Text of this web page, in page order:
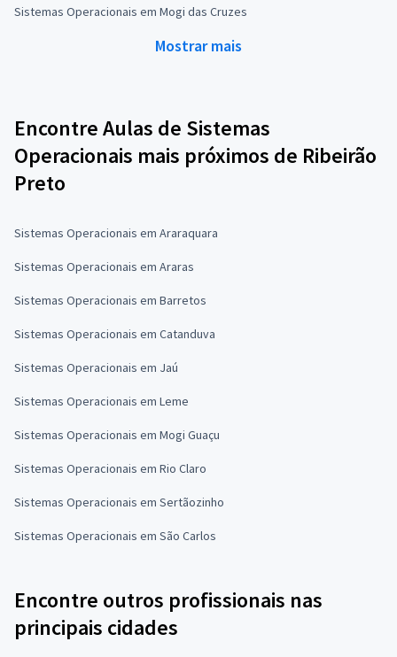
Sistemas Operacionais em Mogi das Cruzes
Mostrar mais
Encontre Aulas de Sistemas
Operacionais mais próximos de Ribeirão
Preto
Sistemas Operacionais em Araraquara
Sistemas Operacionais em Araras
Sistemas Operacionais em Barretos
Sistemas Operacionais em Catanduva
Sistemas Operacionais em Jaú
Sistemas Operacionais em Leme
Sistemas Operacionais em Mogi Guaçu
Sistemas Operacionais em Rio Claro
Sistemas Operacionais em Sertãozinho
Sistemas Operacionais em São Carlos
Encontre outros profissionais nas
principais cidades